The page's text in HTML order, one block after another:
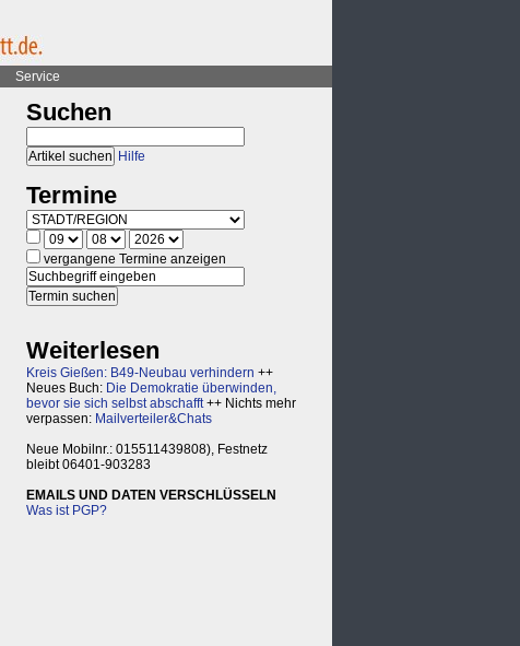
Service
Suchen
Hilfe
Termine
vergangene Termine anzeigen
Weiterlesen
Kreis Gießen: B49-Neubau verhindern ++
Neues Buch: Die Demokratie überwinden,
bevor sie sich selbst abschafft++ Nichts mehr
verpassen: Mailverteiler&Chats
Neue Mobilnr.: 015511439808), Festnetz
bleibt 06401-903283
EMAILS UND DATEN VERSCHLÜSSELN
Was ist PGP?